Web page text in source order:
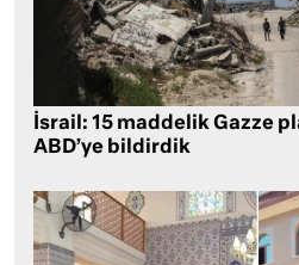
İsrail: 15 maddelik Gazze
ABD’ye bildirdik